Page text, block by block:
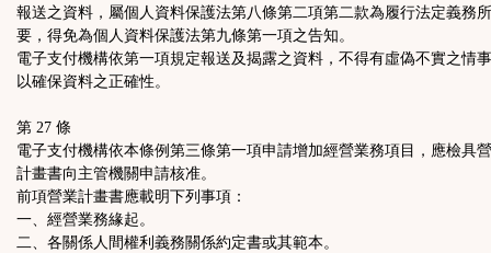
報送之資料，屬個人資料保護法第八條第二項第二款為履行法定義務
要，得免為個人資料保護法第九條第一項之告知。
電子支付機構依第一項規定報送及揭露之資料，不得有虛偽不實之情
以確保資料之正確性。
第 27 條
電子支付機構依本條例第三條第一項申請增加經營業務項目，應檢具
計畫書向主管機關申請核准。
前項營業計畫書應載明下列事項：
一、經營業務緣起。
二、各關係人間權利義務關係約定書或其範本。